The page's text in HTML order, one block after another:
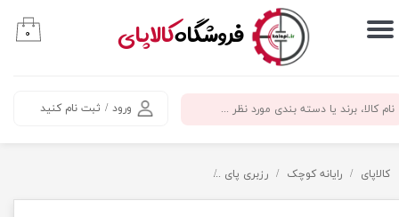
​فروشگاهکالاپای
ورود / ثبت نام کنید
حساب کاربری من
سفارشات
۰
کالاپای رایانه کوچک رزبری پای